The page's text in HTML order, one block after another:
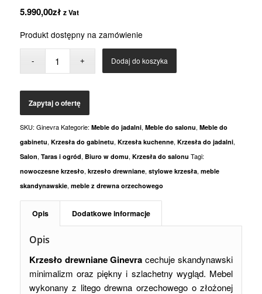
5.990,00zł z Vat
Produkt dostępny na zamówienie
Dodaj do koszyka
SKU: Ginevra Kategorie: Meble do jadalni, Meble do salonu, Meble do
gabinetu, Krzesła do gabinetu, Krzesła kuchenne, Krzesła do jadalni,
Salon, Taras i ogród, Biuro w domu, Krzesła do salonu Tagi:
nowoczesne krzesło, krzesło drewniane, stylowe krzesła, meble
skandynawskie, meble z drewna orzechowego
Opis Dodatkowe informacje
Opis
Krzesło drewniane Ginevra cechuje skandynawski
minimalizm oraz piękny i szlachetny wygląd. Mebel
wykonany z litego drewna orzechowego o złożonej